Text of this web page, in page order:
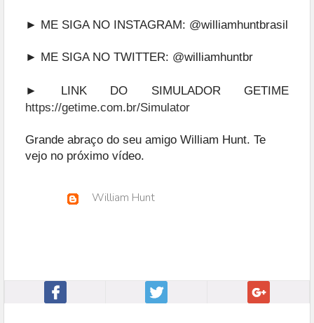
► ME SIGA NO INSTAGRAM: @williamhuntbrasil
► ME SIGA NO TWITTER: @williamhuntbr
► LINK DO SIMULADOR GETIME
https://getime.com.br/Simulator
Grande abraço do seu amigo William Hunt. Te
vejo no próximo vídeo.
William Hunt